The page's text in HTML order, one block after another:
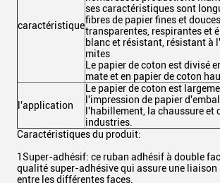
caractéristique
ses caractéristiques sont
fibres de papier fines et
transparentes, respirantes et
blanc et résistant, résistant à
mites
Le papier de coton est divisé
mate et en papier de coton
l'application
Le papier de coton est
l'impression de papier
l'habillement, la chaussure et
industries.
Caractéristiques du produit:
1Super-adhésif: ce ruban adhésif à double
qualité super-adhésive qui assure une
entre les différentes faces.